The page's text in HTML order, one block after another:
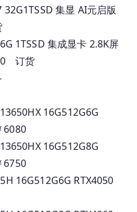
32G1TSSD 集显 AI元启版
1TSSD 集成显卡 2.8K屏
订货
16G512G6G
16G512G8G
16G512G6G RTX4050